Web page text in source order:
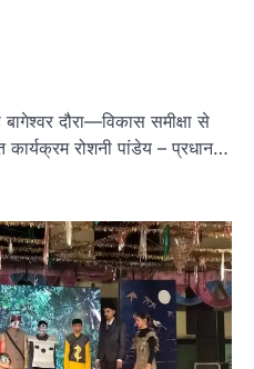
दौरा—विकास समीक्षा से
रोशनी पांडेय – प्रधान…